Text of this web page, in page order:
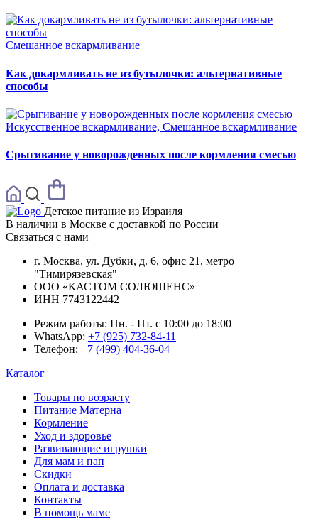
Смешанное вскармливание
Как докармливать не из бутылочки: альтернативные
способы
Искусственное вскармливание, Смешанное вскармливание
Срыгивание у новорожденных после кормления смесью
Детское питание из Израиля
В наличии в Москве с доставкой по России
Связаться с нами
г. Москва, ул. Дубки, д. 6, офис 21, метро
"Тимирязевская"
ООО «КАСТОМ СОЛЮШЕНС»
ИНН 7743122442
Режим работы: Пн. - Пт. с 10:00 до 18:00
WhatsApp: +7 (925) 732-84-11
Телефон: +7 (499) 404-36-04
Каталог
Товары по возрасту
Питание Матерна
Кормление
Уход и здоровье
Развивающие игрушки
Для мам и пап
Скидки
Оплата и доставка
Контакты
В помощь маме